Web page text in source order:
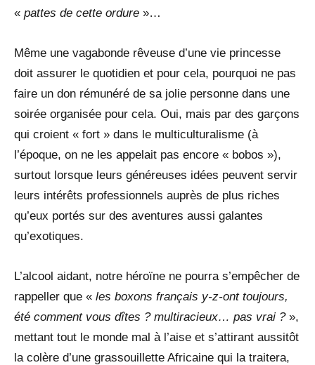
« pattes de cette ordure »…
Même une vagabonde rêveuse d’une vie princesse
doit assurer le quotidien et pour cela, pourquoi ne pas
faire un don rémunéré de sa jolie personne dans une
soirée organisée pour cela. Oui, mais par des garçons
qui croient « fort » dans le multiculturalisme (à
l’époque, on ne les appelait pas encore « bobos »),
surtout lorsque leurs généreuses idées peuvent servir
leurs intérêts professionnels auprès de plus riches
qu’eux portés sur des aventures aussi galantes
qu’exotiques.
L’alcool aidant, notre héroïne ne pourra s’empêcher de
rappeller que « les boxons français y-z-ont toujours,
été comment vous dîtes ? multiracieux… pas vrai ?»,
mettant tout le monde mal à l’aise et s’attirant aussitôt
la colère d’une grassouillette Africaine qui la traitera,